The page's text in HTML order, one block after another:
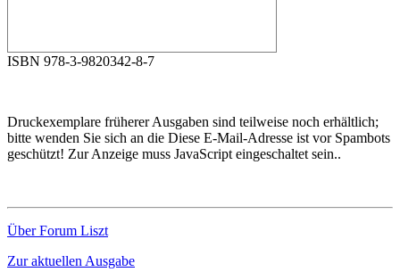
ISBN 978-3-9820342-8-7
Druckexemplare früherer Ausgaben sind teilweise noch erhältlich;
bitte wenden Sie sich an die Diese E-Mail-Adresse ist vor Spambots
geschützt! Zur Anzeige muss JavaScript eingeschaltet sein..
Über Forum Liszt
Zur aktuellen Ausgabe